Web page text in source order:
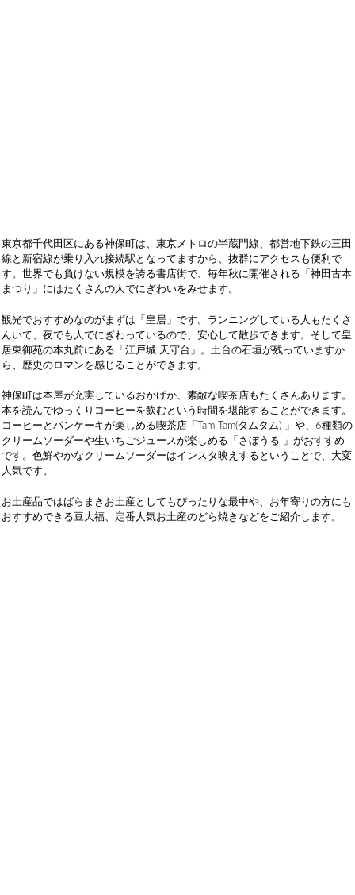
東京都千代田区にある神保町は、東京メトロの半蔵門線、都営地下鉄の三田
線と新宿線が乗り入れ接続駅となってますから、抜群にアクセスも便利で
す。世界でも負けない規模を誇る書店街で、毎年秋に開催される「神田古本
まつり」にはたくさんの人でにぎわいをみせます。
観光でおすすめなのがまずは「皇居」です。ランニングしている人もたくさ
んいて、夜でも人でにぎわっているので、安心して散歩できます。そして皇
居東御苑の本丸前にある「江戸城 天守台」。土台の石垣が残っていますか
ら、歴史のロマンを感じることができます。
神保町は本屋が充実しているおかげか、素敵な喫茶店もたくさんあります。
本を読んでゆっくりコーヒーを飲むという時間を堪能することができます。
コーヒーとパンケーキが楽しめる喫茶店「Tam Tam(タムタム) 」や、6種類の
クリームソーダーや生いちごジュースが楽しめる「さぼうる 」がおすすめ
です。色鮮やかなクリームソーダーはインスタ映えするということで、大変
人気です。
お土産品ではばらまきお土産としてもぴったりな最中や、お年寄りの方にも
おすすめできる豆大福、定番人気お土産のどら焼きなどをご紹介します。